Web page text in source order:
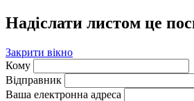
Надіслати листом це
Закрити вікно
Кому
Відправник
Ваша електронна адреса